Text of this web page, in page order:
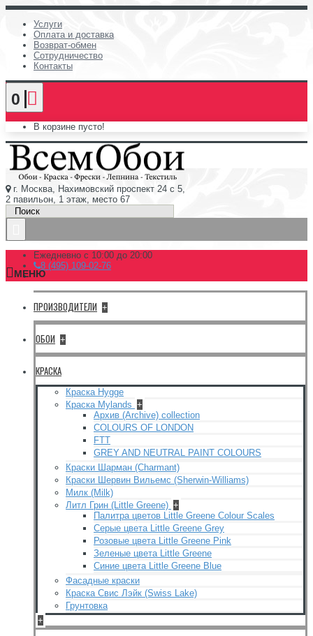
Услуги
Оплата и доставка
Возврат-обмен
Сотрудничество
Контакты
0
В корзине пусто!
г. Москва, Нахимовский проспект 24 с 5,
2 павильон, 1 этаж, место 67
Ежедневно с 10:00 до 20:00
8 (495) 109-02-76
МЕНЮ
ПРОИЗВОДИТЕЛИ +
ОБОИ +
КРАСКА
Краска Hygge
Краска Mylands +
Архив (Archive) collection
COLOURS OF LONDON
FTT
GREY AND NEUTRAL PAINT COLOURS
Краски Шарман (Charmant)
Краски Шервин Вильемс (Sherwin-Williams)
Милк (Milk)
Литл Грин (Little Greene) +
Палитра цветов Little Greene Colour Scales
Серые цвета Little Greene Grey
Розовые цвета Little Greene Pink
Зеленые цвета Little Greene
Синие цвета Little Greene Blue
Фасадные краски
Краска Свис Лэйк (Swiss Lake)
Грунтовка
+